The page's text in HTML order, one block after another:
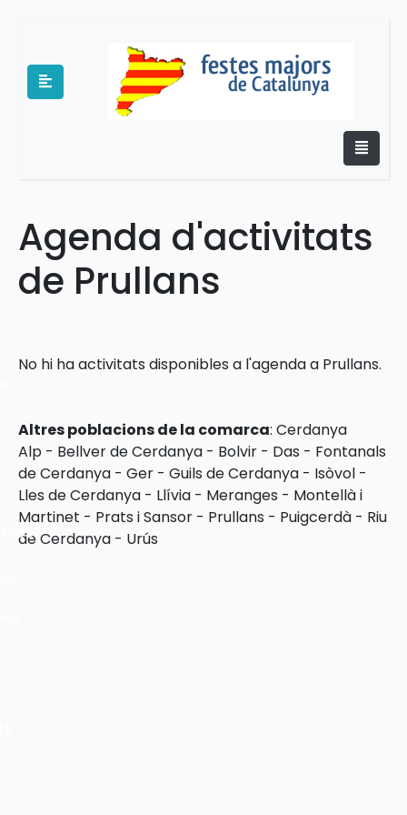
Agenda d'activitats
de Prullans
No hi ha activitats disponibles a l'agenda a Prullans.
Altres poblacions de la comarca: Cerdanya
Alp - Bellver de Cerdanya - Bolvir - Das - Fontanals
de Cerdanya - Ger - Guils de Cerdanya - Isòvol -
Lles de Cerdanya - Llívia - Meranges - Montellà i
Martinet - Prats i Sansor - Prullans - Puigcerdà - Riu
de Cerdanya - Urús